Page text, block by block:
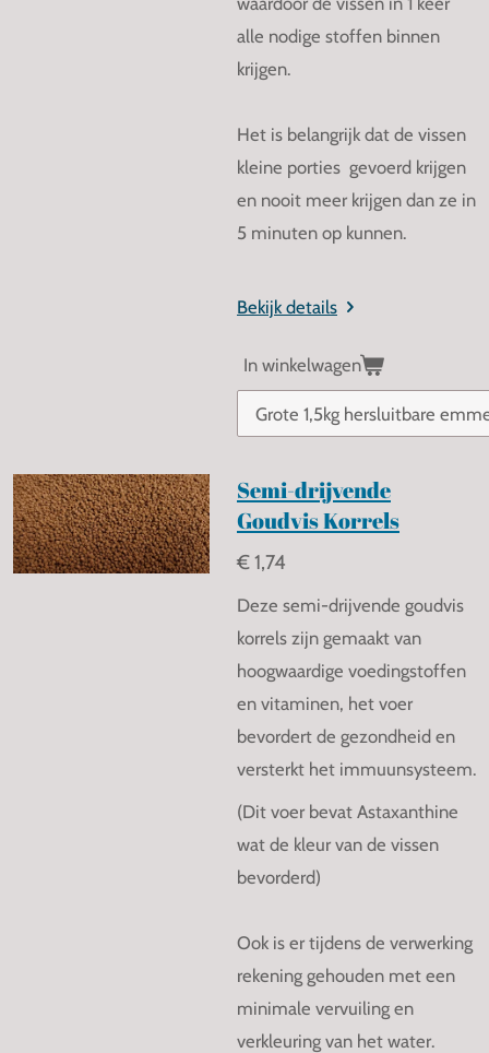
alle nodige stoffen binnen
krijgen.
Het is belangrijk dat de vissen
kleine porties gevoerd krijgen
en nooit meer krijgen dan ze in
5 minuten op kunnen.
Bekijk details
In winkelwagen
Semi-drijvende
Goudvis Korrels
€ 1,74
Deze semi-drijvende goudvis
korrels zijn gemaakt van
hoogwaardige voedingstoffen
en vitaminen, het voer
bevordert de gezondheid en
versterkt het immuunsysteem.
(Dit voer bevat Astaxanthine
wat de kleur van de vissen
bevorderd)
Ook is er tijdens de verwerking
rekening gehouden met een
minimale vervuiling en
verkleuring van het water.